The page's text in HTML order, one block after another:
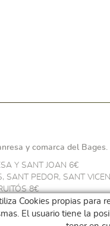
y comarca del Bages.
Y SANT JOAN 6€
SANT PEDOR, SANT
8€
Y ARTÉS 10€
DEL BAGES 14€
Cookies propias para
El usuario tiene la